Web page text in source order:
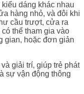
dáng khác nhau
hàng nhỏ, và đôi khi
cầu trượt, cửa ra
thể tham gia vào
gian, hoặc đơn giản
giải trí, giúp trẻ phát
sự vận động thông